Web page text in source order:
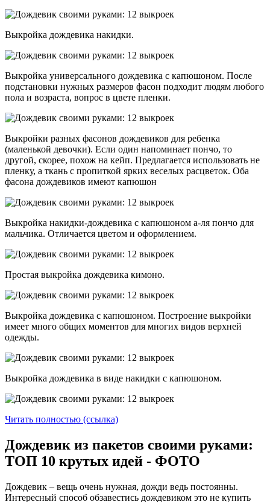
Выкройка дождевика накидки.
Выкройка универсального дождевика с капюшоном. После
подстановки нужных размеров фасон подходит людям любого
пола и возраста, вопрос в цвете пленки.
Выкройки разных фасонов дождевиков для ребенка
(маленькой девочки). Если один напоминает пончо, то
другой, скорее, похож на кейп. Предлагается использовать не
пленку, а ткань с пропиткой ярких веселых расцветок. Оба
фасона дождевиков имеют капюшон
Выкройка накидки-дождевика с капюшоном а-ля пончо для
мальчика. Отличается цветом и оформлением.
Простая выкройка дождевика кимоно.
Выкройка дождевика с капюшоном. Построение выкройки
имеет много общих моментов для многих видов верхней
одежды.
Выкройка дождевика в виде накидки с капюшоном.
Читать полностью (ссылка)
Дождевик из пакетов своими руками:
ТОП 10 крутых идей - ФОТО
Дождевик – вещь очень нужная, дожди ведь постоянны.
Интересный способ обзавестись дождевиком это не купить